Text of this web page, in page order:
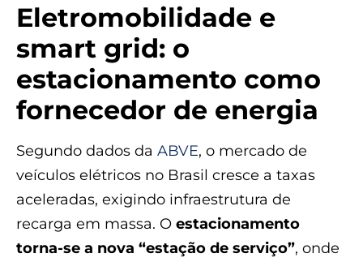
Eletromobilidade e
smart grid: o
estacionamento como
fornecedor de energia
Segundo dados da ABVE, o mercado de
veículos elétricos no Brasil cresce a taxas
aceleradas, exigindo infraestrutura de
recarga em massa. O estacionamento
torna-se a nova “estação de serviço”, onde